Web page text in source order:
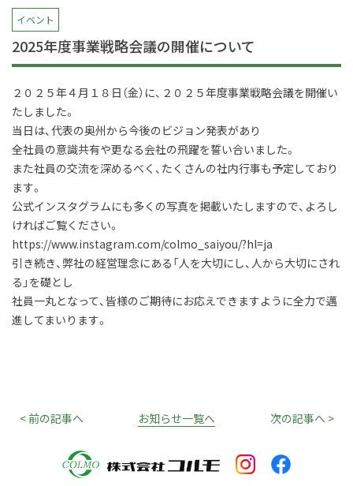
イベント
2025年度事業戦略会議の開催について
２０２５年４月１８日（金）に、２０２５年度事業戦略会議を開催い
たしました。
当日は、代表の奥州から今後のビジョン発表があり
全社員の意識共有や更なる会社の飛躍を誓い合いました。
また社員の交流を深めるべく、たくさんの社内行事も予定しており
ます。
公式インスタグラムにも多くの写真を掲載いたしますので、よろし
ければご覧ください。
https://www.instagram.com/colmo_saiyou/?hl=ja
引き続き、弊社の経営理念にある「人を大切にし、人から大切にされ
る」を礎とし
社員一丸となって、皆様のご期待にお応えできますように全力で邁
進してまいります。
< 前の記事へ お知らせ一覧へ 次の記事へ >